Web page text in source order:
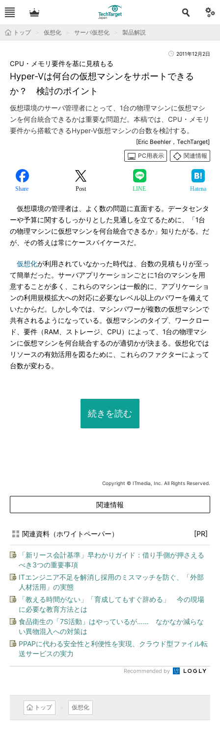
トップ 仮想化 サーバ仮想化 製品解説
2011年12月2日
Hyper-Vは何台の仮想マシンをサポートできる
か？ 検討のポイント
CPU・メモリ要件を基に見積もる
仮想環境のサーバ管理者にとって、1台の物理マシンに仮想マシ
ンを何台統合できるかは重要な問題だ。本稿では、CPU・メモリ
要件から搭載できるHyper-V仮想マシンの台数を検討する。
[Eric Beehler，TechTarget]
PC用表示
関連情報
Share Post LINE Hatena
仮想環境の管理者は、よく数の問題に直面する。データセンタ
ーや予算に関するしっかりとした見通しを立てるために、「1台
の物理マシンに仮想マシンを何台統合できるか」知りたがる。だ
が、その答えは常にケースバイケースだ。
仮想化が利用されていなかった時代は、台数の見積もりが至っ
て簡単だった。サーバアプリケーションごとに1台のマシンを用
意することが多く、これらのマシンは一般的に、アプリケーショ
ンの利用規模拡大への対応に必要なレベル以上のパワーを備えて
いたからだ。しかし今では、マシンパワーが複数の仮想マシンで
共有されるようになっている。仮想マシンのタイプ、ワークロー
ド、要件（RAM、ストレージ、CPU）によって、1台の物理マシ
ンに仮想マシンを何台統合するのが適切かが決まる。仮想化では
リソースの有効活用を図るために、これらのファクターによって
台数が変わる。
続きを読む
Copyright © ITmedia, Inc. All Rights Reserved.
関連情報
関連資料（ホワイトペーパー） [PR]
「新リース会計基準」早わかりガイド：借り手側が押さえる
べき3つの重要事項
ITエンジニア不足を解消し採用のミスマッチを防ぐ、「外部
人材活用」の実態
「教える時間がない」「育成してもすぐ辞める」 今の現場
に必要な教育方法とは
食品衛生の「7S活動」はやっているが…… なかなか減らな
い異物混入への対策は
PPAPに代わる安全性と利便性を実現、クラウド型ファイル転
送サービスの実力
Recommended by
トップ 仮想化